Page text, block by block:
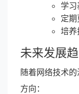
学
定
培养
未来发展
随着网络技术
方向：